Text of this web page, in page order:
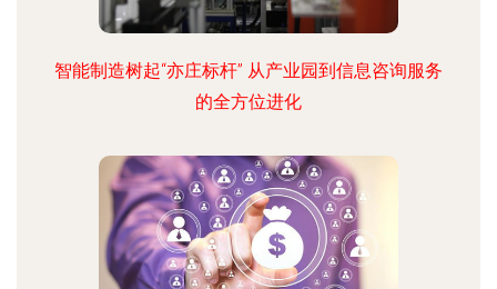
智能制造树起“亦庄标杆” 从产业园到信息咨询服务
的全方位进化